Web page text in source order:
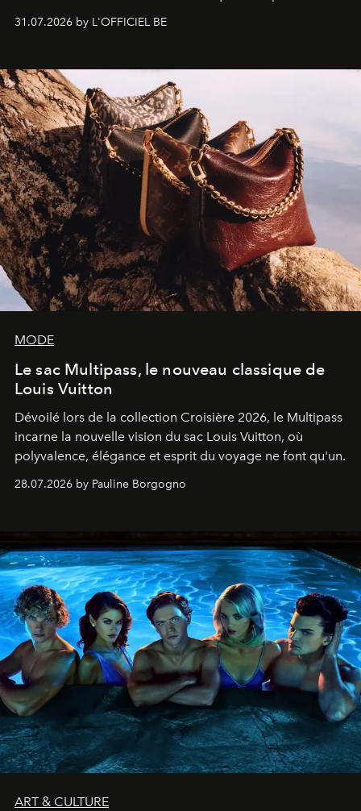
américain investit les espaces imaginés par Frank Gehry
sculpture.
31.07.2026 by L'OFFICIEL BE
MODE
Le sac Multipass, le nouveau classique de
Louis Vuitton
Dévoilé lors de la collection Croisière 2026, le Multipass
incarne la nouvelle vision du sac Louis Vuitton, où
polyvalence, élégance et esprit du voyage ne font qu'un.
28.07.2026 by Pauline Borgogno
ART & CULTURE